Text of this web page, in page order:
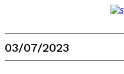
03/07/2023